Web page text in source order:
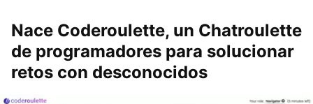
Nace Coderoulette, un Chatroulette
de programadores para solucionar
retos con desconocidos